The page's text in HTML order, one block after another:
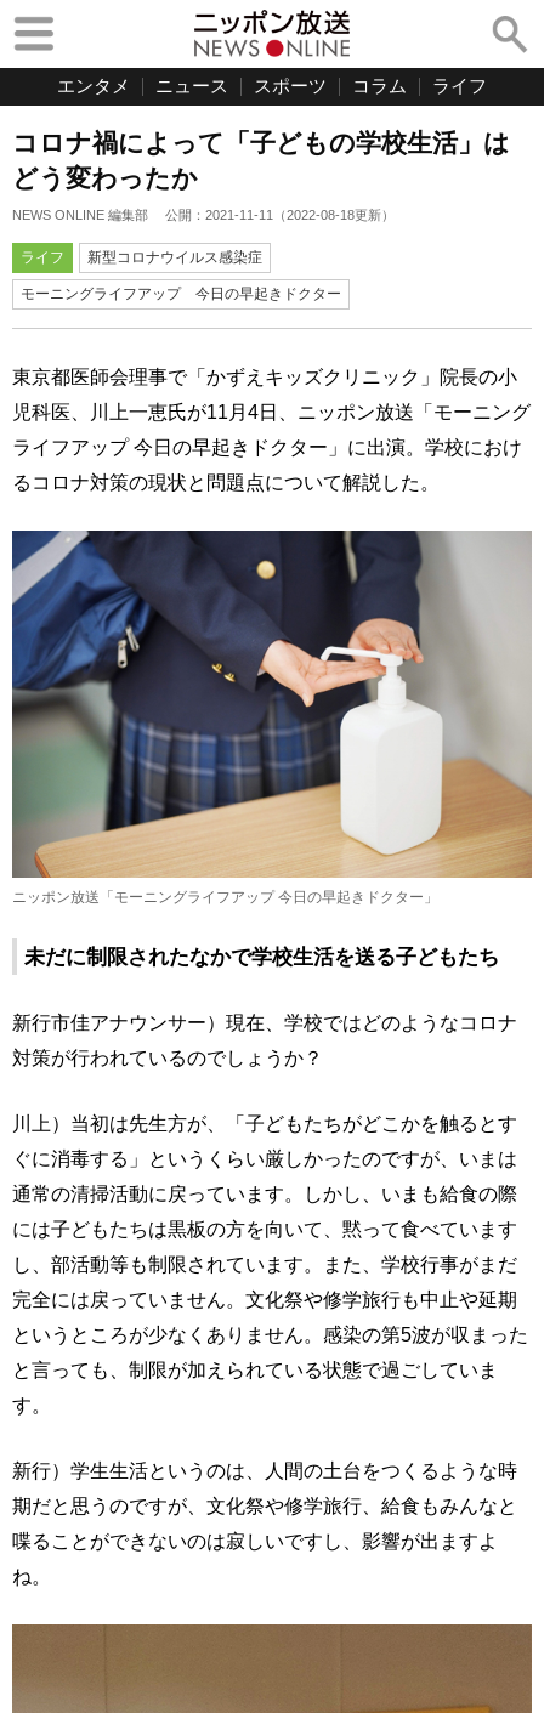
エンタメ ニュース スポーツ コラム ライフ
コロナ禍によって「子どもの学校生活」は
どう変わったか
NEWS ONLINE 編集部 公開： 2021-11-11 （2022-08-18更新）
ライフ 新型コロナウイルス感染症
モーニングライフアップ 今日の早起きドクター
東京都医師会理事で「かずえキッズクリニック」院長の小
児科医、川上一恵氏が11月4日、ニッポン放送「モーニング
ライフアップ 今日の早起きドクター」に出演。学校におけ
るコロナ対策の現状と問題点について解説した。
ニッポン放送「モーニングライフアップ 今日の早起きドクター」
未だに制限されたなかで学校生活を送る子どもたち
新行市佳アナウンサー）現在、学校ではどのようなコロナ
対策が行われているのでしょうか？
川上）当初は先生方が、「子どもたちがどこかを触るとす
ぐに消毒する」というくらい厳しかったのですが、いまは
通常の清掃活動に戻っています。しかし、いまも給食の際
には子どもたちは黒板の方を向いて、黙って食べています
し、部活動等も制限されています。また、学校行事がまだ
完全には戻っていません。文化祭や修学旅行も中止や延期
というところが少なくありません。感染の第5波が収まった
と言っても、制限が加えられている状態で過ごしていま
す。
新行）学生生活というのは、人間の土台をつくるような時
期だと思うのですが、文化祭や修学旅行、給食もみんなと
喋ることができないのは寂しいですし、影響が出ますよ
ね。